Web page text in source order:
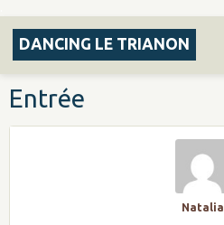
DANCING LE TRIANON
Entrée
Natalia